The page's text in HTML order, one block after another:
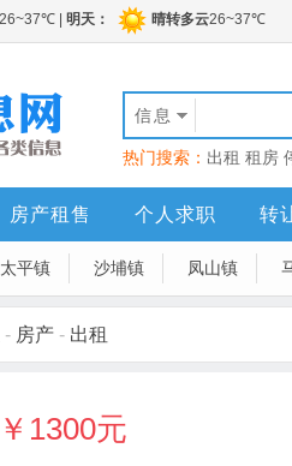
信息
热门搜索： 出租 租房
房产租售 个人求职 转
太平镇 沙埔镇 凤山镇
- 房产 - 出租
￥1300元